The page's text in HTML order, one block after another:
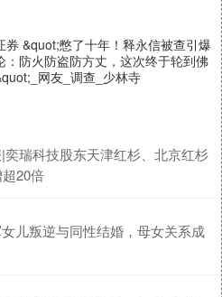
券 &quot;憋了十年！释永信被查引爆
：防火防盗防方丈，这次终于轮到佛
网友_调查_少林寺
瑞科技股东天津红杉、北京红杉
20倍
儿叛逆与同性结婚，母女关系成